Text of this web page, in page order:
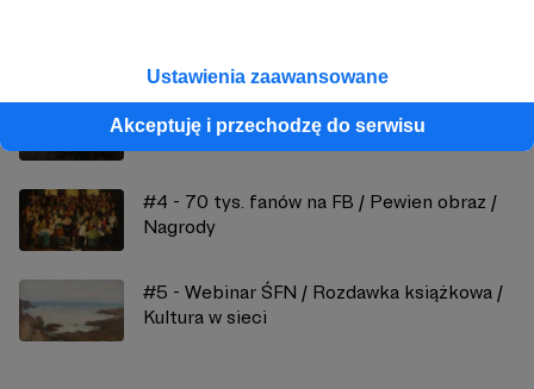
Ustawienia zaawansowane
Akceptuję i przechodzę do serwisu
spotkania
#4 - 70 tys. fanów na FB / Pewien obraz /
Nagrody
#5 - Webinar ŚFN / Rozdawka książkowa /
Kultura w sieci